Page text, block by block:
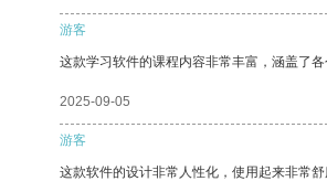
游客
这款学习软件的课程内容非常丰富，涵盖了
2025-09-05
游客
这款软件的设计非常人性化，使用起来非常舒